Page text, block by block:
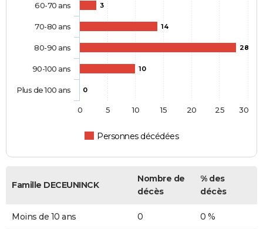
3
14
28
10
0
Personnes décédées
60-70 ans
70-80 ans
80-90 ans
90-100 ans
Plus de 100 ans
0 5 10 15 20 25 30
Famille DECEUNINCK
Nombre de
décès
% des
décès
Moins de 10 ans 0 0 %